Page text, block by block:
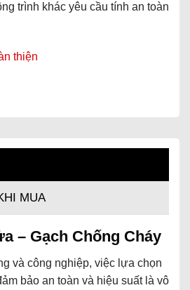
trình khác yêu cầu tính an toàn
thiện
MUA
– Gạch Chống Cháy
và công nghiệp, việc lựa chọn
bảo an toàn và hiệu suất là vô